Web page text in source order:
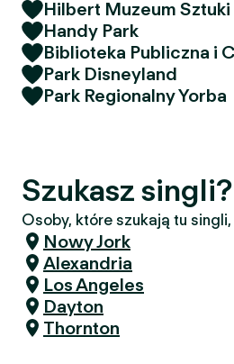
Hilbert Muzeum
Handy Park
Biblioteka Publiczna i
Park Disneyland
Park Regionalny Yorba
Szukasz
Osoby, które szukają tu
Nowy Jork
Alexandria
Los Angeles
Dayton
Thornton